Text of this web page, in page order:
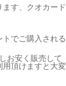
す、クオカード
でご購入される
お安く販売して
用頂けますと大変